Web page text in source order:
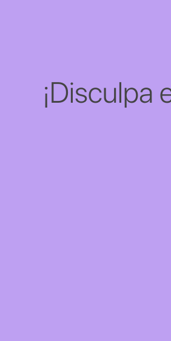
¡Disculpa